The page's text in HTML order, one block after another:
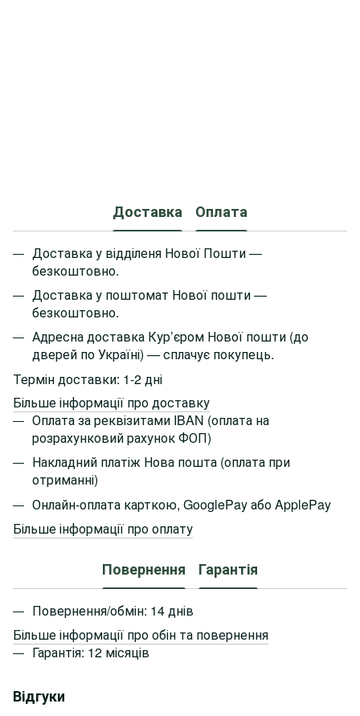
Доставка Оплата
Доставка у відділеня Нової Пошти —
безкоштовно.
Доставка у поштомат Нової пошти —
безкоштовно.
Адресна доставка Кур’єром Нової пошти (до
дверей по Україні) — сплачує покупець.
Термін доставки: 1-2 дні
Більше інформації про доставку
Оплата за реквізитами IBAN (оплата на
розрахунковий рахунок ФОП)
Накладний платіж Нова пошта (оплата при
отриманні)
Онлайн-оплата карткою, GooglePay або ApplePay
Більше інформації про оплату
Повернення Гарантія
Повернення/обмін: 14 днів
Більше інформації про обін та повернення
Гарантія: 12 місяців
Відгуки